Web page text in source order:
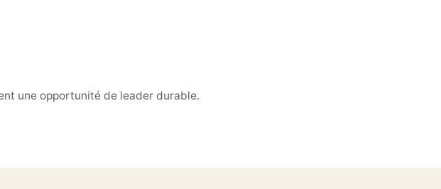
une opportunité de leader durable.